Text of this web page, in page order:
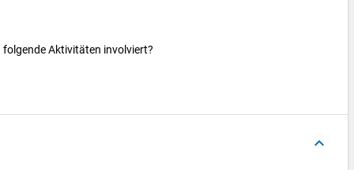
Aktivitäten involviert?
keyboard_arrow_up